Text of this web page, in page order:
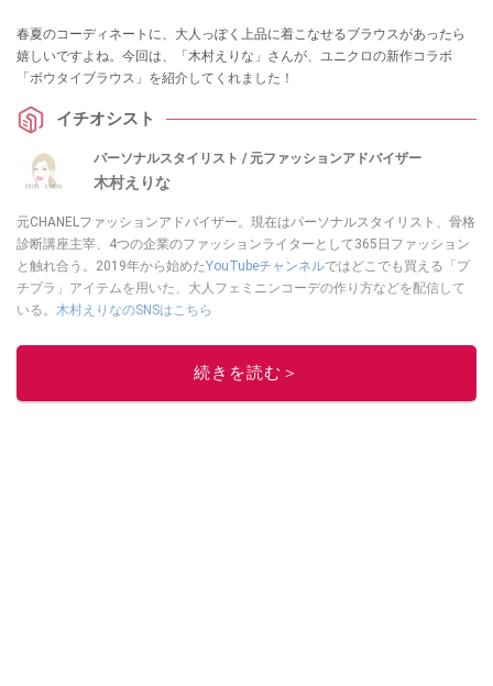
春夏のコーディネートに、大人っぽく上品に着こなせるブラウスがあったら
嬉しいですよね。今回は、「木村えりな」さんが、ユニクロの新作コラボ
「ボウタイブラウス」を紹介してくれました！
イチオシスト
パーソナルスタイリスト / 元ファッションアドバイザー
木村えりな
元CHANELファッションアドバイザー。現在はパーソナルスタイリスト、骨格
診断講座主宰、4つの企業のファッションライターとして365日ファッション
と触れ合う。2019年から始めたYouTubeチャンネルではどこでも買える「プ
チプラ」アイテムを用いた、大人フェミニンコーデの作り方などを配信して
いる。 木村えりなのSNSはこちら
このイチオシストの他の記事を読む
続きを読む＞